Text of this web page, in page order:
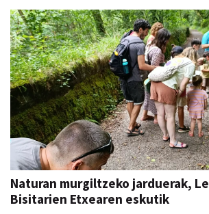
Naturan murgiltzeko jarduerak,
Bisitarien Etxearen eskutik